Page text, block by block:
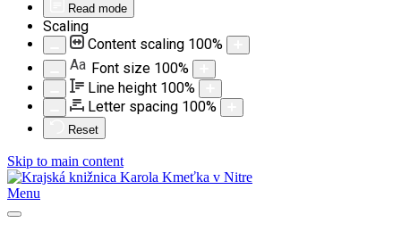
Read mode
Scaling
Content scaling 100%
Aa Font size 100%
Line height 100%
Letter spacing 100%
Reset
Skip to main content
Menu